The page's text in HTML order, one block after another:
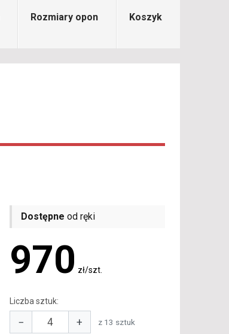
Rozmiary opon Koszyk
Dostępne od ręki
970 zł/szt.
Liczba sztuk:
− + z 13 sztuk